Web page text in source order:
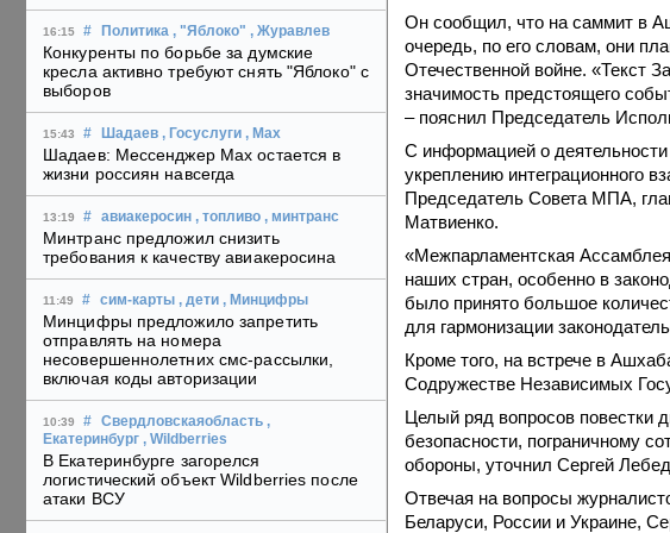
16:15 # Политика , "Яблоко" , Журавлев
Конкуренты по борьбе за думские
кресла активно требуют снять "Яблоко" с
выборов
15:43 # Шадаев , Госуслуги , Max
Шадаев: Мессенджер Max остается в
жизни россиян навсегда
13:19 # авиакеросин , топливо , минтранс
Минтранс предложил снизить
требования к качеству авиакеросина
11:49 # сим-карты , дети , Минцифры
Минцифры предложило запретить
отправлять на номера
несовершеннолетних смс-рассылки,
включая коды авторизации
10:39 # Свердловскаяобласть ,
Екатеринбург , Wildberries
В Екатеринбурге загорелся
логистический объект Wildberries после
атаки ВСУ
Он сообщил, что на саммит в
очередь, по его словам, они
Отечественной войне. «Текст
значимость предстоящего
– пояснил Председатель
С информацией о
укреплению интеграционного
Председатель Совета МПА,
Матвиенко.
«Межпарламентская
наших стран, особенно в
было принято большое
для гармонизации
Кроме того, на встрече в
Содружестве Независимых
Целый ряд вопросов повестки
безопасности, пограничному
обороны, уточнил Сергей
Отвечая на вопросы
Беларуси, России и Украине,